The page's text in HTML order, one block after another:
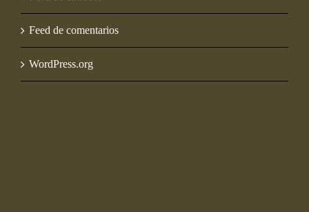
Feed de comentarios
WordPress.org